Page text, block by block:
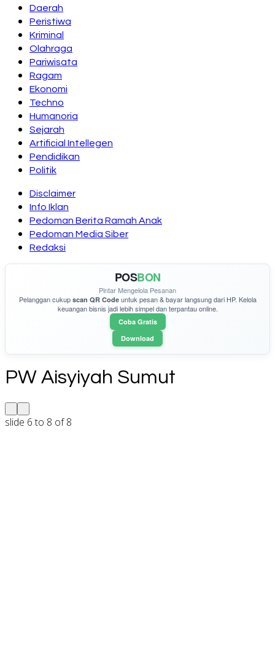
Daerah
Peristiwa
Kriminal
Olahraga
Pariwisata
Ragam
Ekonomi
Techno
Humanoria
Sejarah
Artificial Intellegen
Pendidikan
Politik
Disclaimer
Info Iklan
Pedoman Berita Ramah Anak
Pedoman Media Siber
Redaksi
POSBON
Pintar Mengelola Pesanan
Pelanggan cukup scan QR Codeuntuk pesan & bayar langsung dari HP. Kelola
keuangan bisnis jadi lebih simpel dan terpantau online.
Coba Gratis
Download
PW Aisyiyah Sumut
slide 6 to 8 of 8